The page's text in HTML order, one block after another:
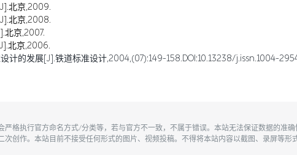
北京,2009.
北京,2008.
北京,2007.
北京,2006.
计的发展[J].铁道标准设计,2004,(07):149-158.DOI:10.13238/j.issn.1004-
严格执行官方命名方式/分类等，若与官方不一致，不属于错误。本站无法保证数据的准
创作。本站目前不接受任何形式的图片、视频投稿。不得将本站内容以截图、录屏等形